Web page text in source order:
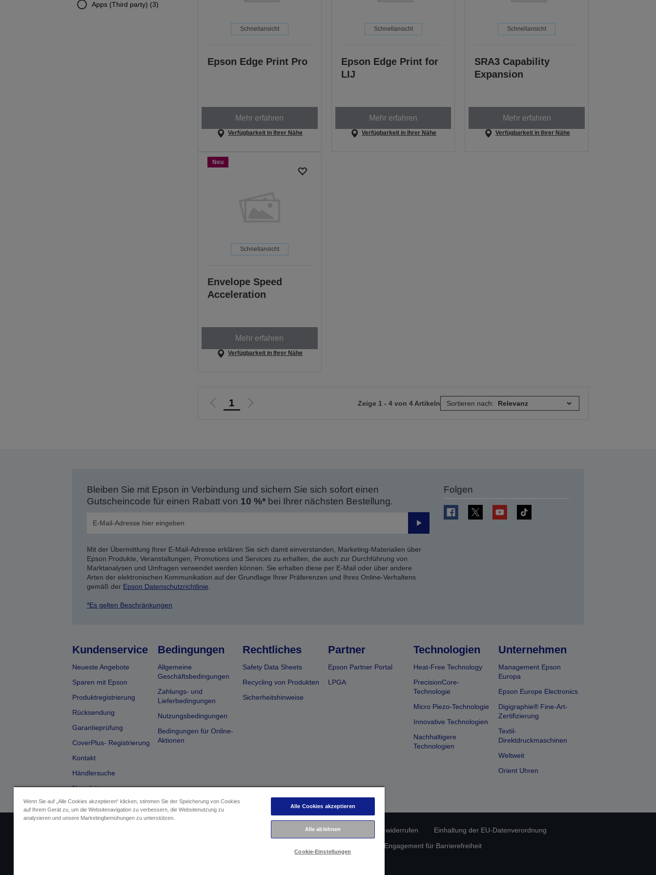
Apps (Third party) (3)
Schnellansicht
Epson Edge Print Pro
Mehr erfahren
Verfügbarkeit in Ihrer Nähe
Schnellansicht
Epson Edge Print for
LIJ
Mehr erfahren
Verfügbarkeit in Ihrer Nähe
Schnellansicht
SRA3 Capability
Expansion
Mehr erfahren
Verfügbarkeit in Ihrer Nähe
Neu
Schnellansicht
Envelope Speed
Acceleration
Mehr erfahren
Verfügbarkeit in Ihrer Nähe
Zur 1
Zur
Zeige 1 - 4 von 4 Artikeln Sortieren nach:
Bleiben Sie mit Epson in Verbindung und sichern Sie sich sofort einen
Gutscheincode für einen Rabatt von 10 %*bei Ihrer nächsten Bestellung.
Senden
Mit der Übermittlung Ihrer E-Mail-Adresse erklären Sie sich damit einverstanden, Marketing-Materialien über
Epson Produkte, Veranstaltungen, Promotions und Services zu erhalten, die auch zur Durchführung von
Marktanalysen und Umfragen verwendet werden können. Sie erhalten diese per E-Mail oder über andere
Arten der elektronischen Kommunikation auf der Grundlage Ihrer Präferenzen und Ihres Online-Verhaltens
gemäß der Epson Datenschutzrichtlinie
*Es gelten Beschränkungen
Folgen
Kundenservice
Neueste Angebote
Sparen mit Epson
Produktregistrierung
Rücksendung
Garantieprüfung
CoverPlus- Registrierung
Kontakt
Händlersuche
Newsletter
Bedingungen
Allgemeine
Geschäftsbedingungen
Zahlungs- und
Lieferbedingungen
Nutzungsbedingungen
Bedingungen für Online-
Aktionen
Rechtliches
Safety Data Sheets
Recycling von Produkten
Sicherheitshinweise
Partner
Epson Partner Portal
LPGA
Technologien
Heat-Free Technology
PrecisionCore-
Technologie
Micro Piezo-Technologie
Innovative Technologien
Nachhaltigere
Technologien
Unternehmen
Management Epson
Europa
Epson Europe Electronics
Digigraphie® Fine-Art-
Zertifizierung
Textil-
Direktdruckmaschinen
Weltweit
Orient Uhren
Datenschutzrichtlinie Vertrag widerrufen
Einhaltung der EU-Datenverordnung
Epson Engagement für Barrierefreiheit
Wenn Sie auf „Alle Cookies akzeptieren“ klicken, stimmen Sie der Speicherung von Cookies
auf Ihrem Gerät zu, um die Websitenavigation zu verbessern, die Websitenutzung zu
analysieren und unsere Marketingbemühungen zu unterstützen.
Alle Cookies akzeptieren
Alle ablehnen
Cookie-Einstellungen